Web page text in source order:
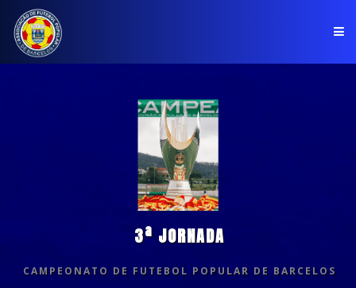
CLUBES
3ª JORNADA
CAMPEONATO DE FUTEBOL POPULAR DE BARCELOS